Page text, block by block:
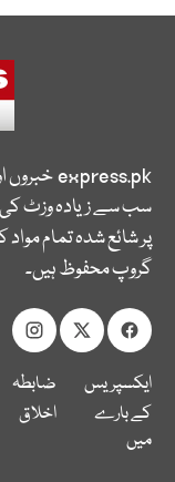
express.pkخبروں
سب سے زیادہ وزٹ
پر شائع شدہ تمام
گروپ محفوظ ہیں۔
ایکسپریس
کے بارے
میں
ضابطہ
اخلاق